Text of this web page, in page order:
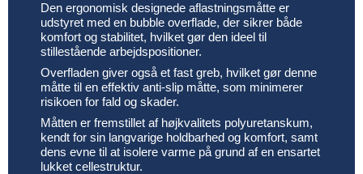
Den ergonomisk designede aflastningsmåtte er
udstyret med en bubble overflade, der sikrer både
komfort og stabilitet, hvilket gør den ideel til
stillestående arbejdspositioner.
Overfladen giver også et fast greb, hvilket gør denne
måtte til en effektiv anti-slip måtte, som minimerer
risikoen for fald og skader.
Måtten er fremstillet af højkvalitets polyuretanskum,
kendt for sin langvarige holdbarhed og komfort, samt
dens evne til at isolere varme på grund af en ensartet
lukket cellestruktur.